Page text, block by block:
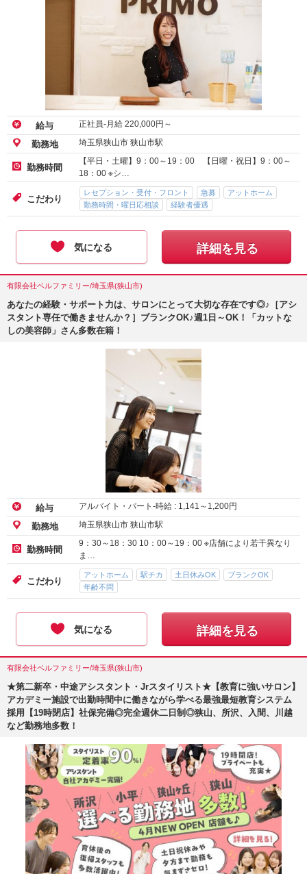
給与 正社員-月給 220,000円～
勤務地 埼玉県狭山市 狭山市駅
勤務時間
【平日・土曜】9：00～19：00 【日曜・祝日】9：00～
18：00 ※シ…
こだわり
レセプション・受付・フロント 急募
アットホーム
勤務時間・曜日応相談
経験者優遇
気になる 詳細を見る
有限会社ベルファミリー/埼玉県(狭山市)
あなたの経験・サポート力は、サロンにとって大切な存在です◎♪［アシ
スタント専任で働きませんか？］ブランクOK♪週1日～OK！「カットな
しの美容師」さん多数在籍！
給与 アルバイト・パート-時給 : 1,141 ～ 1,200円
勤務地 埼玉県狭山市 狭山市駅
勤務時間
9：30～18：30 10：00～19：00 ※店舗により若干異なり
ま…
こだわり
アットホーム 駅チカ 土日休みOK
ブランクOK
年齢不問
気になる 詳細を見る
有限会社ベルファミリー/埼玉県(狭山市)
★第二新卒・中途アシスタント・Jrスタイリスト★【教育に強いサロン】
アカデミー施設で出勤時間中に働きながら学べる最強最短教育システム
採用【19時閉店】社保完備◎完全週休二日制◎狭山、所沢、入間、川越
など勤務地多数！